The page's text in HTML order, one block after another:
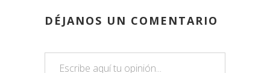
DÉJANOS UN COMENTARIO